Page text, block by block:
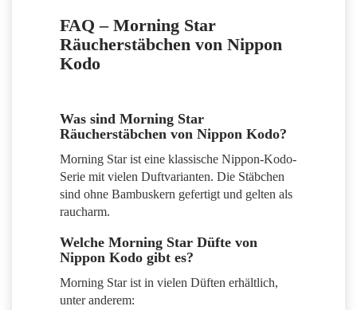
FAQ – Morning Star
Räucherstäbchen von Nippon
Kodo
Was sind Morning Star
Räucherstäbchen von Nippon Kodo?
Morning Star ist eine klassische Nippon-Kodo-
Serie mit vielen Duftvarianten. Die Stäbchen
sind ohne Bambuskern gefertigt und gelten als
raucharm.
Welche Morning Star Düfte von
Nippon Kodo gibt es?
Morning Star ist in vielen Düften erhältlich,
unter anderem: